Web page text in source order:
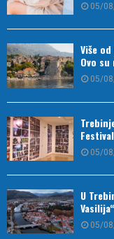
05/
Više
Ovo
05/
05/
U
Vasilija“
05/